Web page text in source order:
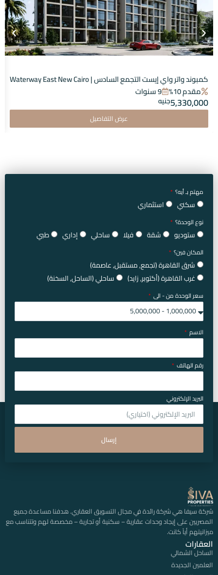
كمبوند واتر واي إيست التجمع السادس | Waterway East New Cairo
مقدم 10%
9 سنوات
5,330,000جنيه
عرض التفاصيل
مهتم بـ أيه؟
سكني استثماري
نوع الوحدة؟
ستوديو شقة فيلا ساحلي إداري طبي
المكان فين؟
شرق القاهرة (تجمع, مستقبل, عاصمة)
غرب القاهرة (أكتوبر, زايد)
ساحلي (الساحل, السخنة)
سعر الوحدة من - الى
الاسم
رقم الهاتف
البريد الإلكتروني
إرسال
شركة سيفا هي شركة رائدة في مجال التسويق العقاري. هدفنا مساعدة جميع
المصريين على إيجاد وحدات عقارية – سكنية أو تجارية – مخصصة لهم وتتناسب مع
ميزانيتهم أياً كانت.
العقارات
الساحل الشمالي
العلمين الجديدة